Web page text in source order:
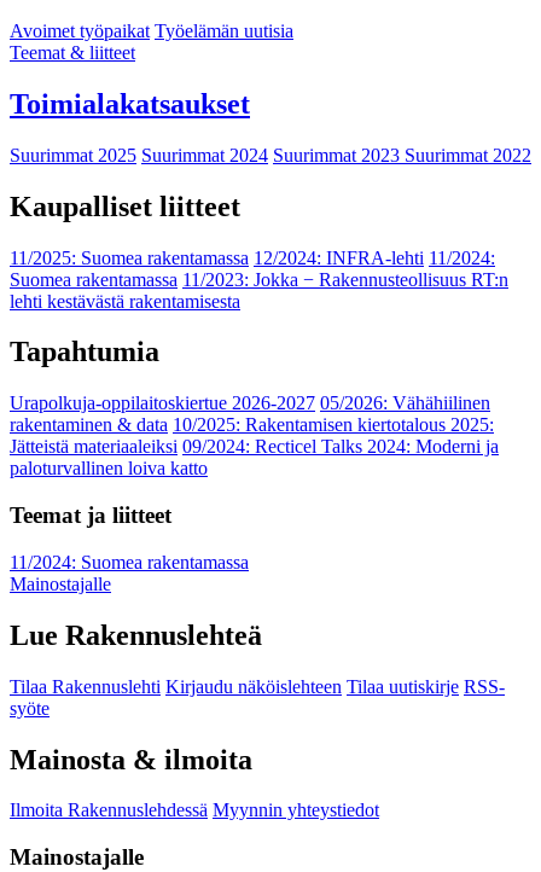
Avoimet työpaikat Työelämän uutisia
Teemat & liitteet
Toimialakatsaukset
Suurimmat 2025 Suurimmat 2024 Suurimmat 2023 Suurimmat 2022
Kaupalliset liitteet
11/2025: Suomea rakentamassa 12/2024: INFRA-lehti 11/2024:
Suomea rakentamassa 11/2023: Jokka − Rakennusteollisuus RT:n
lehti kestävästä rakentamisesta
Tapahtumia
Urapolkuja-oppilaitoskiertue 2026-2027 05/2026: Vähähiilinen
rakentaminen & data 10/2025: Rakentamisen kiertotalous 2025:
Jätteistä materiaaleiksi 09/2024: Recticel Talks 2024: Moderni ja
paloturvallinen loiva katto
Teemat ja liitteet
11/2024: Suomea rakentamassa
Mainostajalle
Lue Rakennuslehteä
Tilaa Rakennuslehti Kirjaudu näköislehteen Tilaa uutiskirje RSS-
syöte
Mainosta & ilmoita
Ilmoita Rakennuslehdessä Myynnin yhteystiedot
Mainostajalle